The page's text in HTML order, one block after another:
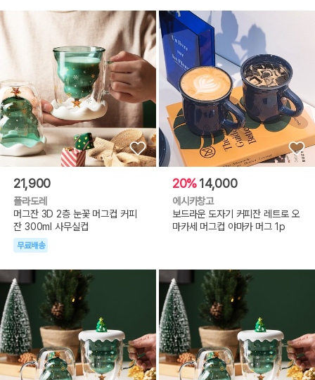
21,900
폴라도레
머그잔 3D 2층 눈꽃 머그컵 커피
잔 300ml 사무실컵
무료배송
20%14,000
에시카창고
보드라운 도자기 커피잔 레트로 오
마카세 머그컵 야마카 머그 1p